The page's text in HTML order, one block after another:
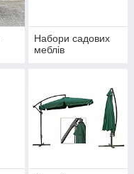
Набори садових
меблів